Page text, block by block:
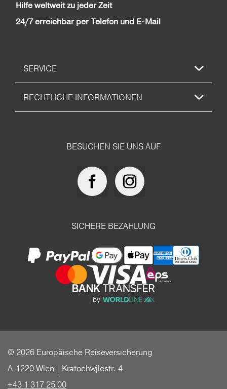
Hilfe weltweit zu jeder Zeit
24/7 erreichbar per Telefon und E-Mail
SERVICE
RECHTLICHE INFORMATIONEN
BESUCHEN SIE UNS AUF
SICHERE BEZAHLUNG
© 2026 Europäische Reiseversicherung
A-1220 Wien | Kratochwjlestr. 4
+43 1 317 25 00